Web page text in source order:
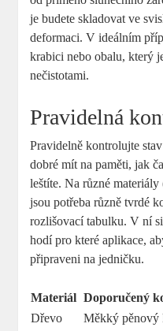
je budete skladovat ve
deformaci. V ideálním
krabici nebo obalu, který
nečistotami.
Pravidelná
Pravidelně kontrolujte
dobré mít na paměti, jak
leštíte. Na různé
jsou potřeba různě tvrdé
rozlišovací tabulku. V ní
hodí pro které aplikace,
připraveni na jedničku.
Materiál Doporučený
Dřevo
Měkký pěnový